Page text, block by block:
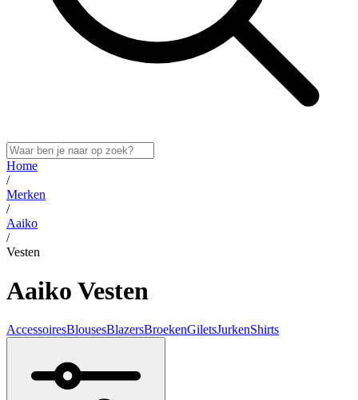
Home
/
Merken
/
Aaiko
/
Vesten
Aaiko Vesten
AccessoiresBlousesBlazersBroekenGiletsJurkenShirts